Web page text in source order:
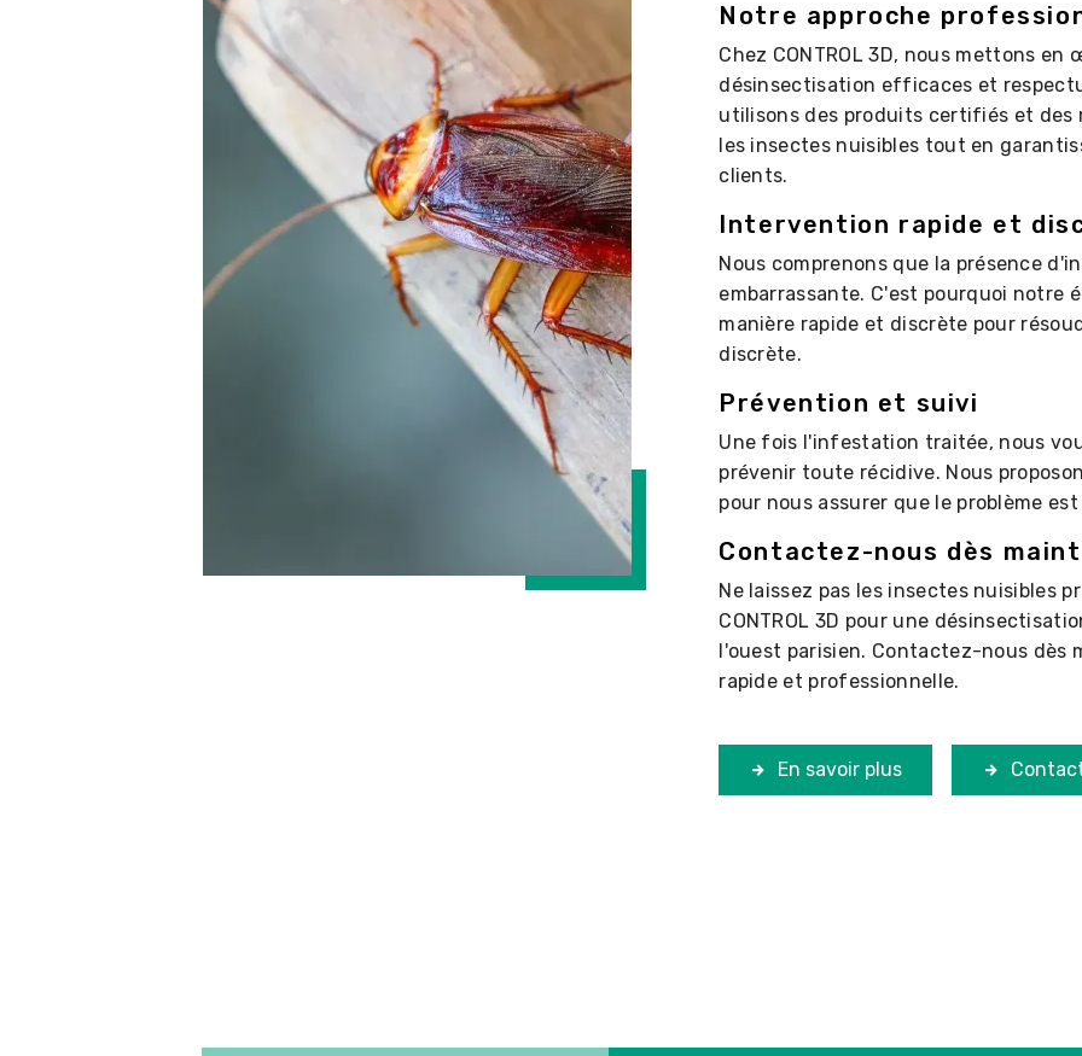
Notre approche
Chez CONTROL 3D, nous mettons
désinsectisation efficaces et
utilisons des produits certifiés et des
les insectes nuisibles tout en
clients.
Intervention rapide et
Nous comprenons que la présence
embarrassante. C'est pourquoi notre
manière rapide et discrète pour
discrète.
Prévention et suivi
Une fois l'infestation traitée, nous
prévenir toute récidive. Nous
pour nous assurer que le problème
Contactez-nous dès
Ne laissez pas les insectes nuisibles
CONTROL 3D pour une
l'ouest parisien. Contactez-nous
rapide et professionnelle.
En savoir plus